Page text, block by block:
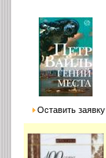
Оставить заявку